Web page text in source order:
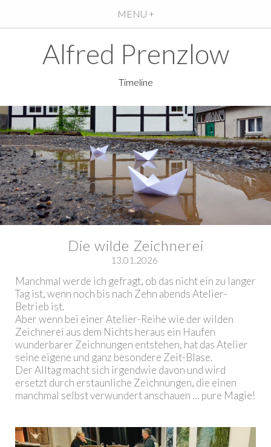
MENU +
Alfred Prenzlow
Timeline
Die wilde Zeichnerei
13.01.2026
Manchmal werde ich gefragt, ob das nicht ein zu langer
Tag ist, wenn noch bis nach Zehn abends Atelier-
Betrieb ist.
Aber wenn bei einer Atelier-Reihe wie der wilden
Zeichnerei aus dem Nichts heraus ein Haufen
wunderbarer Zeichnungen entstehen, hat das Atelier
seine eigene und ganz besondere Zeit-Blase.
Der Alltag macht sich irgendwie davon und wird
ersetzt durch erstaunliche Zeichnungen, die einen
manchmal selbst verwundert anschauen … pure Magie!